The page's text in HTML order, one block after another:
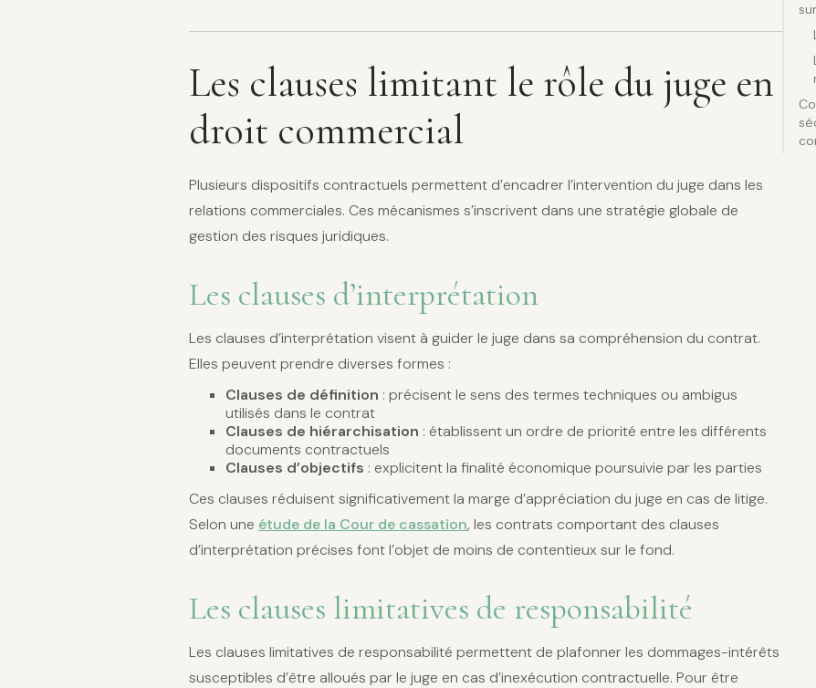
Les clauses limitant le rôle du juge en
droit commercial
Plusieurs dispositifs contractuels permettent d’encadrer l’intervention du juge dans les
relations commerciales. Ces mécanismes s’inscrivent dans une stratégie globale de
gestion des risques juridiques.
Les clauses d’interprétation
Les clauses d’interprétation visent à guider le juge dans sa compréhension du contrat.
Elles peuvent prendre diverses formes :
Clauses de définition : précisent le sens des termes techniques ou ambigus
utilisés dans le contrat
Clauses de hiérarchisation : établissent un ordre de priorité entre les différents
documents contractuels
Clauses d’objectifs : explicitent la finalité économique poursuivie par les parties
Ces clauses réduisent significativement la marge d’appréciation du juge en cas de litige.
Selon une étude de la Cour de cassation, les contrats comportant des clauses
d’interprétation précises font l’objet de moins de contentieux sur le fond.
Les clauses limitatives de responsabilité
Les clauses limitatives de responsabilité permettent de plafonner les dommages-intérêts
susceptibles d’être alloués par le juge en cas d’inexécution contractuelle. Pour être